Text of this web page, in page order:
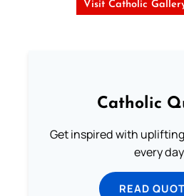
Visit Catholic
Catholic
Get inspired with
every
READ